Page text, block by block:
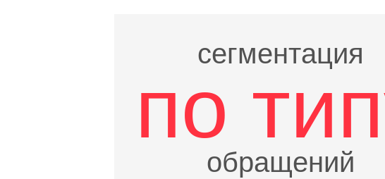
сегментация
по
обращений